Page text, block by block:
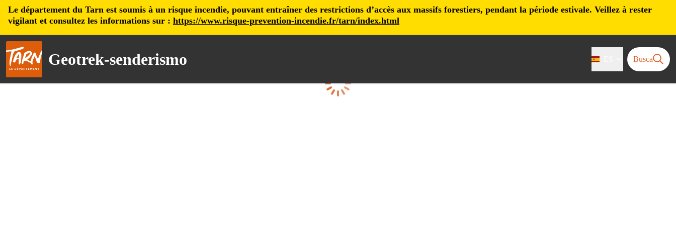
Le département du Tarn est soumis à un risque incendie, pouvant entraîner des restrictions d’accès aux massifs forestiers, pendant la période estivale. Veillez à rester
vigilant et consultez les informations sur : https://www.risque-prevention-incendie.fr/tarn/index.html
Geotrek-senderismo Busca
Cargando